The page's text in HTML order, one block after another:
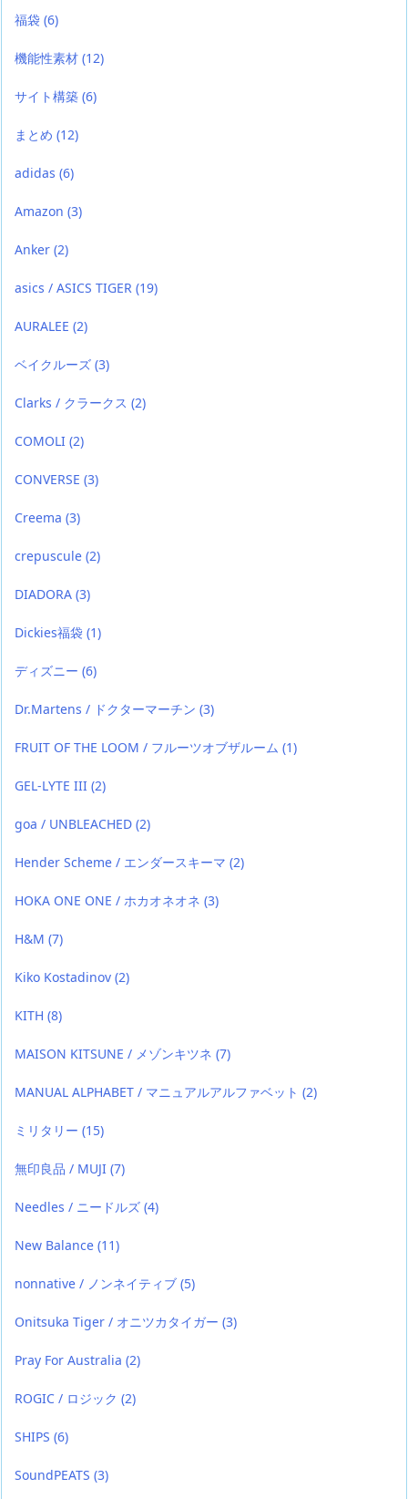
福袋 (6)
機能性素材 (12)
サイト構築 (6)
まとめ (12)
adidas (6)
Amazon (3)
Anker (2)
asics / ASICS TIGER (19)
AURALEE (2)
ベイクルーズ (3)
Clarks / クラークス (2)
COMOLI (2)
CONVERSE (3)
Creema (3)
crepuscule (2)
DIADORA (3)
Dickies福袋 (1)
ディズニー (6)
Dr.Martens / ドクターマーチン (3)
FRUIT OF THE LOOM / フルーツオブザルーム (1)
GEL-LYTE III (2)
goa / UNBLEACHED (2)
Hender Scheme / エンダースキーマ (2)
HOKA ONE ONE / ホカオネオネ (3)
H&M (7)
Kiko Kostadinov (2)
KITH (8)
MAISON KITSUNE / メゾンキツネ (7)
MANUAL ALPHABET / マニュアルアルファベット (2)
ミリタリー (15)
無印良品 / MUJI (7)
Needles / ニードルズ (4)
New Balance (11)
nonnative / ノンネイティブ (5)
Onitsuka Tiger / オニツカタイガー (3)
Pray For Australia (2)
ROGIC / ロジック (2)
SHIPS (6)
SoundPEATS (3)